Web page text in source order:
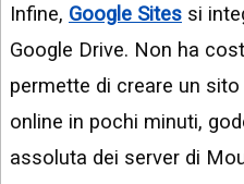
Infine, Google Sites si
Google Drive. Non ha
permette di creare un
online in pochi minuti,
assoluta dei server di